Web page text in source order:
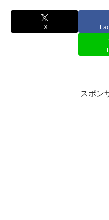
X
スポン